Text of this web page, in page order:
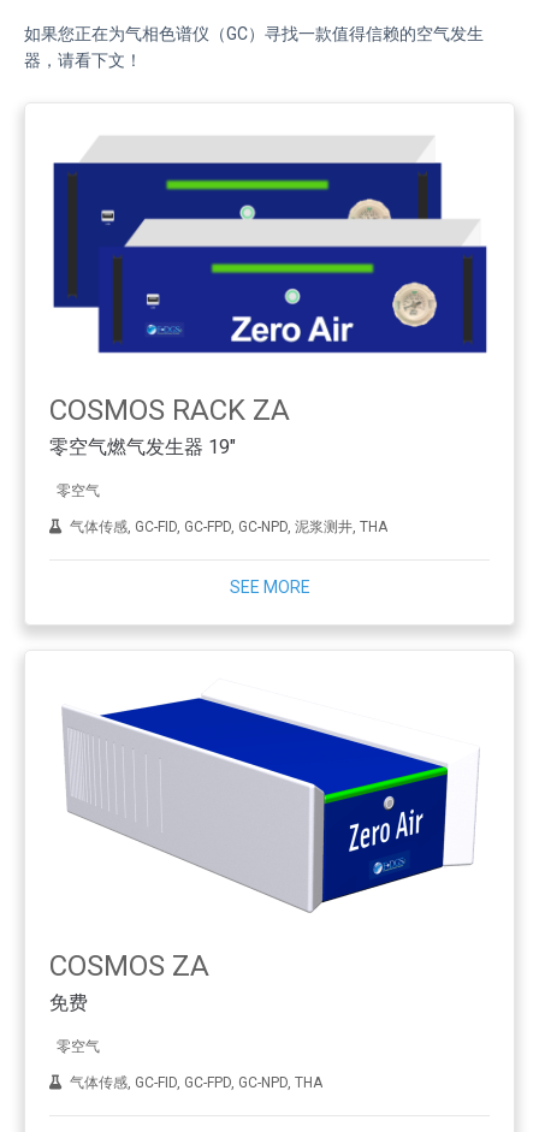
如果您正在为气相色谱仪（GC）寻找一款值得信赖的空气发生
器，请看下文！
COSMOS RACK ZA
零空气燃气发生器 19"
零空气
气体传感, GC-FID, GC-FPD, GC-NPD, 泥浆测井, THA
SEE MORE
COSMOS ZA
免费
零空气
气体传感, GC-FID, GC-FPD, GC-NPD, THA